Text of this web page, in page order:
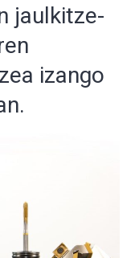
jaulkitze-
izango